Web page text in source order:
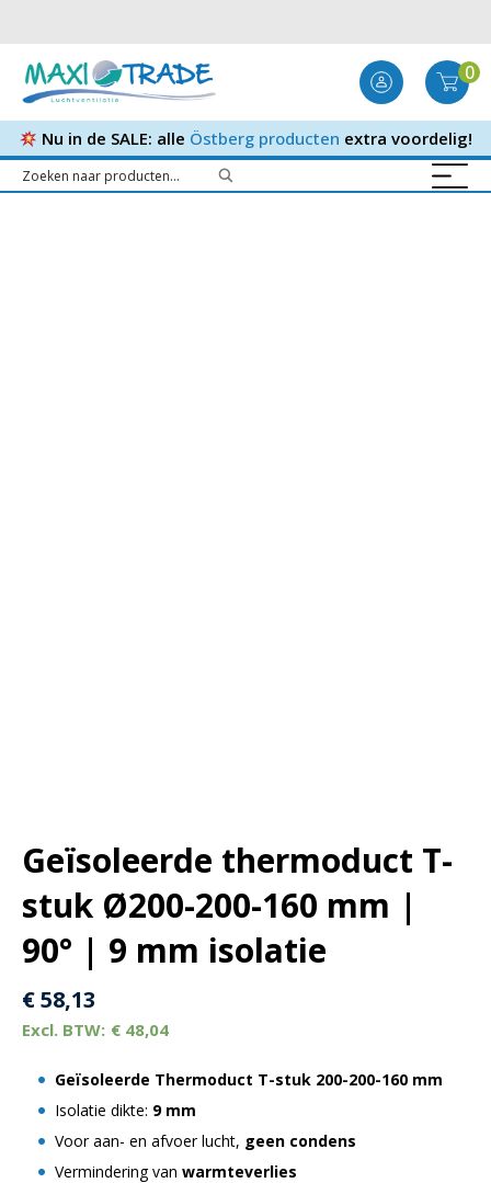
0
Nu in de SALE: alle Östberg producten extra voordelig!
Geïsoleerde thermoduct T-
stuk Ø200-200-160 mm |
90° | 9 mm isolatie
€58,13
€ 48,04
Geïsoleerde Thermoduct T-stuk 200-200-160 mm
Isolatie dikte: 9 mm
Voor aan- en afvoer lucht, geen condens
Vermindering van warmteverlies